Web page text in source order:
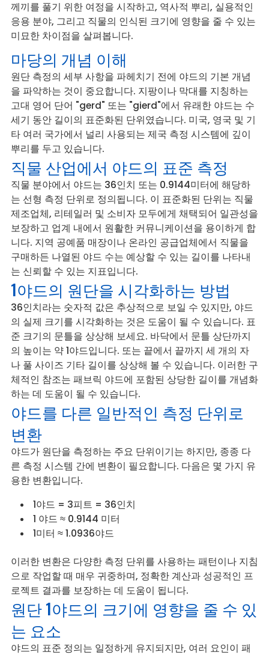
께끼를 풀기 위한 여정을 시작하고, 역사적 뿌리, 실용적인
응용 분야, 그리고 직물의 인식된 크기에 영향을 줄 수 있는
미묘한 차이점을 살펴봅니다.
마당의 개념 이해
원단 측정의 세부 사항을 파헤치기 전에 야드의 기본 개념
을 파악하는 것이 중요합니다. 지팡이나 막대를 지칭하는
고대 영어 단어 "gerd" 또는 "gierd"에서 유래한 야드는 수
세기 동안 길이의 표준화된 단위였습니다. 미국, 영국 및 기
타 여러 국가에서 널리 사용되는 제국 측정 시스템에 깊이
뿌리를 두고 있습니다.
직물 산업에서 야드의 표준 측정
직물 분야에서 야드는 36인치 또는 0.9144미터에 해당하
는 선형 측정 단위로 정의됩니다. 이 표준화된 단위는 직물
제조업체, 리테일러 및 소비자 모두에게 채택되어 일관성을
보장하고 업계 내에서 원활한 커뮤니케이션을 용이하게 합
니다. 지역 공예품 매장이나 온라인 공급업체에서 직물을
구매하든 나열된 야드 수는 예상할 수 있는 길이를 나타내
는 신뢰할 수 있는 지표입니다.
1야드의 원단을 시각화하는 방법
36인치라는 숫자적 값은 추상적으로 보일 수 있지만, 야드
의 실제 크기를 시각화하는 것은 도움이 될 수 있습니다. 표
준 크기의 문틀을 상상해 보세요. 바닥에서 문틀 상단까지
의 높이는 약 1야드입니다. 또는 끝에서 끝까지 세 개의 자
나 풀 사이즈 기타 길이를 상상해 볼 수 있습니다. 이러한 구
체적인 참조는 패브릭 야드에 포함된 상당한 길이를 개념화
하는 데 도움이 될 수 있습니다.
야드를 다른 일반적인 측정 단위로
변환
야드가 원단을 측정하는 주요 단위이기는 하지만, 종종 다
른 측정 시스템 간에 변환이 필요합니다. 다음은 몇 가지 유
용한 변환입니다.
1야드 = 3피트 = 36인치
1 야드 ≈ 0.9144 미터
1미터 ≈ 1.0936야드
이러한 변환은 다양한 측정 단위를 사용하는 패턴이나 지침
으로 작업할 때 매우 귀중하며, 정확한 계산과 성공적인 프
로젝트 결과를 보장하는 데 도움이 됩니다.
원단 1야드의 크기에 영향을 줄 수 있
는 요소
야드의 표준 정의는 일정하게 유지되지만, 여러 요인이 패